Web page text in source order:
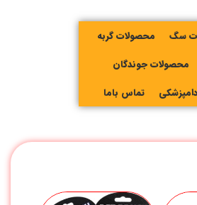
سگ
محصولات گربه
محصولات جوندگان
دامپزشکی تماس باما